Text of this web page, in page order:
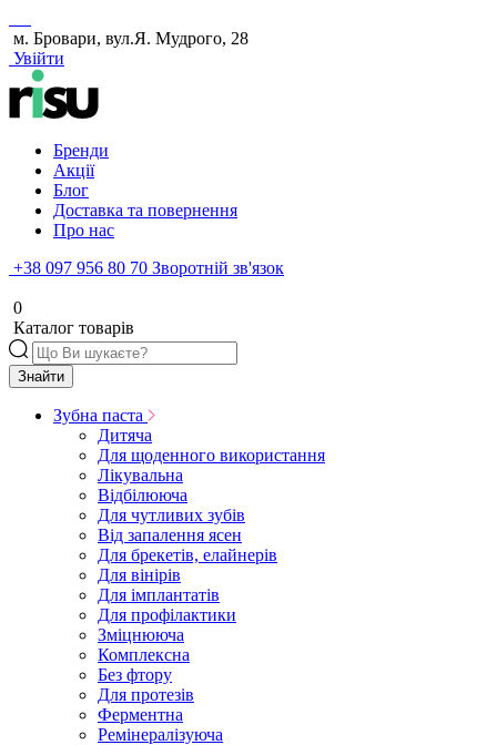
м. Бровари, вул.Я. Мудрого, 28
Увійти
Бренди
Акції
Блог
Доставка та повернення
Про нас
+38 097 956 80 70 Зворотній зв'язок
0
Каталог товарів
Знайти
Зубна паста
Дитяча
Для щоденного використання
Лікувальна
Відбілююча
Для чутливих зубів
Від запалення ясен
Для брекетів, елайнерів
Для вінірів
Для імплантатів
Для профілактики
Зміцнююча
Комплексна
Без фтору
Для протезів
Ферментна
Ремінералізуюча